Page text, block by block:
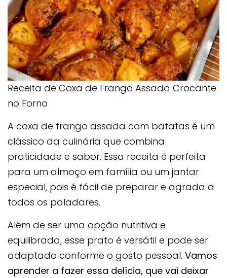
Receita de Coxa de Frango Assada Crocante
no Forno
A coxa de frango assada com batatas é um
clássico da culinária que combina
praticidade e sabor. Essa receita é perfeita
para um almoço em família ou um jantar
especial, pois é fácil de preparar e agrada a
todos os paladares.
Além de ser uma opção nutritiva e
equilibrada, esse prato é versátil e pode ser
adaptado conforme o gosto pessoal. Vamos
aprender a fazer essa delícia, que vai deixar